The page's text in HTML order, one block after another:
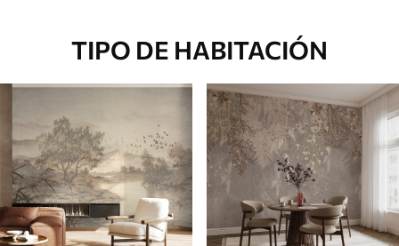
TIPO DE HABITACIÓN